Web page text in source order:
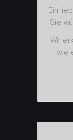
Ein
Sie
Wir
wie